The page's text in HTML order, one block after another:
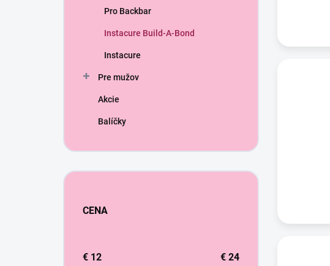
Pro Backbar
Instacure Build-A-Bond
Instacure
Pre mužov
Akcie
Balíčky
CENA
€ 12 € 24